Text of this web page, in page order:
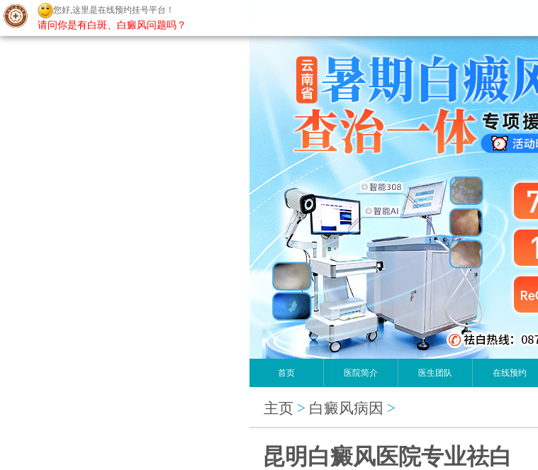
首页 医院简介 医生团队 在线预约
主页 > 白癜风病因 >
昆明白癜风医院专业祛白
您好,这里是在线预约挂号平台！
请问你是有白斑、白癜风问题吗？